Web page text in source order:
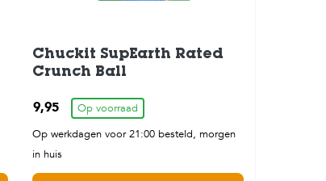
Chuckit SupEarth Rated
Crunch Ball
9,95
Op voorraad
Op werkdagen voor 21:00 besteld, morgen
in huis